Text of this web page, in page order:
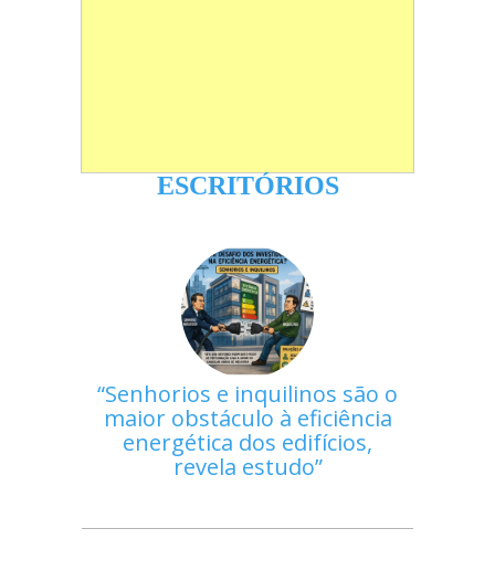
ESCRITÓRIOS
Senhorios e inquilinos são o
maior obstáculo à eficiência
energética dos edifícios,
revela estudo